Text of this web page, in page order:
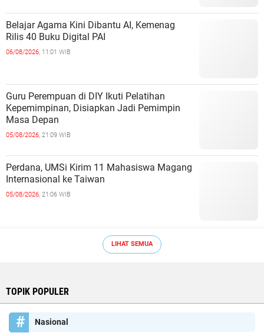
Belajar Agama Kini Dibantu AI, Kemenag
Rilis 40 Buku Digital PAI
06/08/2026, 11:01 WIB
Guru Perempuan di DIY Ikuti Pelatihan
Kepemimpinan, Disiapkan Jadi Pemimpin
Masa Depan
05/08/2026, 21:09 WIB
Perdana, UMSi Kirim 11 Mahasiswa Magang
Internasional ke Taiwan
05/08/2026, 21:06 WIB
LIHAT SEMUA
TOPIK POPULER
Nasional